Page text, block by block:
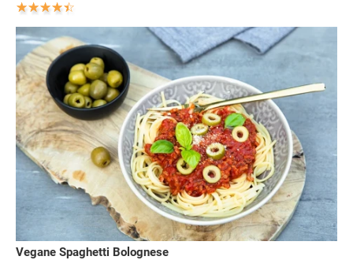
Vegane Spaghetti Bolognese